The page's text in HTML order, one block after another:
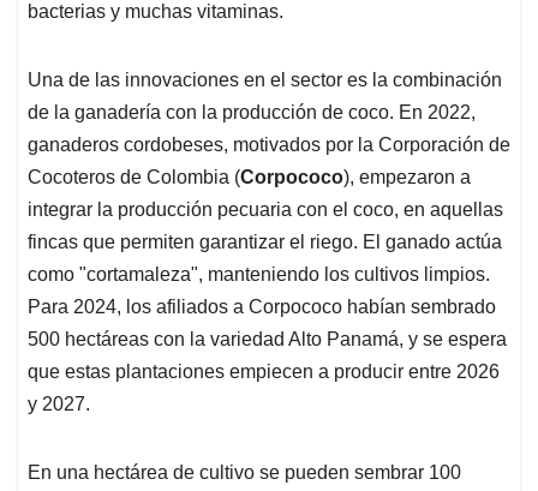
bacterias y muchas vitaminas.
Una de las innovaciones en el sector es la combinación
de la ganadería con la producción de coco. En 2022,
ganaderos cordobeses, motivados por la Corporación de
Cocoteros de Colombia (Corpococo), empezaron a
integrar la producción pecuaria con el coco, en aquellas
fincas que permiten garantizar el riego. El ganado actúa
como "cortamaleza", manteniendo los cultivos limpios.
Para 2024, los afiliados a Corpococo habían sembrado
500 hectáreas con la variedad Alto Panamá, y se espera
que estas plantaciones empiecen a producir entre 2026
y 2027.
En una hectárea de cultivo se pueden sembrar 100